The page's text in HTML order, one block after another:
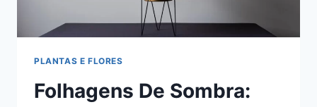
PLANTAS E FLORES
Folhagens De Sombra: